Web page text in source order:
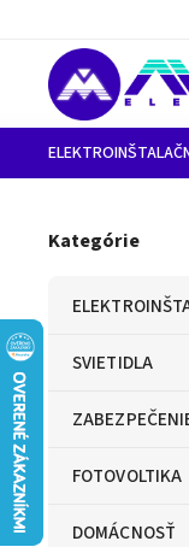
Kategórie
SVIETIDLA
FOTOVOLTIKA
DOMÁCNOSŤ